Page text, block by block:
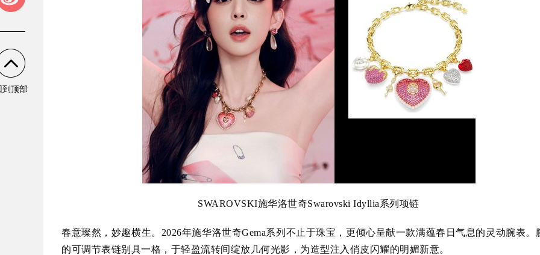
SWAROVSKI施华洛世奇Swarovski Idyllia系列项链
春意璨然，妙趣横生。2026年施华洛世奇Gema系列不止于珠宝，更倾心呈献一款满蕴春日气息的灵动腕表。
的可调节表链别具一格，于轻盈流转间绽放几何光影，为造型注入俏皮闪耀的明媚新意。
到顶部